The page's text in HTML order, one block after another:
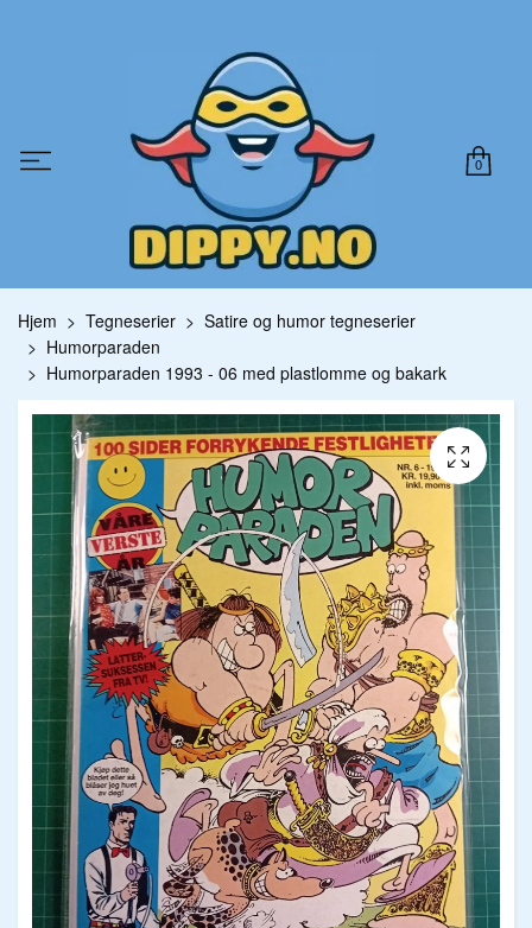
0
Hjem Tegneserier
Satire og humor tegneserier
Humorparaden
Humorparaden 1993 - 06 med plastlomme og bakark